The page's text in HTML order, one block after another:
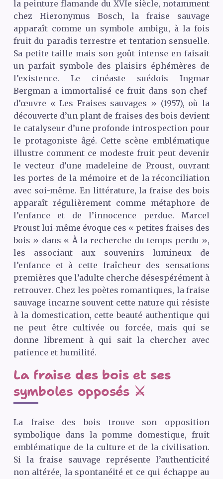
la peinture flamande duXVIe siècle, notamment
chez Hieronymus Bosch, la fraise sauvage
apparaît comme un symbole ambigu, à la fois
fruit du paradis terrestre et tentation sensuelle.
Sa petite taille mais son goût intense en faisait
un parfait symbole des plaisirs éphémères de
l’existence. Le cinéaste suédois Ingmar
Bergman a immortalisé ce fruit dans son chef-
d’œuvre « Les Fraises sauvages » (1957), où la
découverte d’un plant de fraises des bois devient
le catalyseur d’une profonde introspection pour
le protagoniste âgé. Cette scène emblématique
illustre comment ce modeste fruit peut devenir
le vecteur d’une madeleine de Proust, ouvrant
les portes de la mémoire et de la réconciliation
avec soi-même. En littérature, la fraise des bois
apparaît régulièrement comme métaphore de
l’enfance et de l’innocence perdue. Marcel
Proust lui-même évoque ces « petites fraises des
bois » dans « À la recherche du temps perdu »,
les associant aux souvenirs lumineux de
l’enfance et à cette fraîcheur des sensations
premières que l’adulte cherche désespérément à
retrouver. Chez les poètes romantiques, la fraise
sauvage incarne souvent cette nature qui résiste
à la domestication, cette beauté authentique qui
ne peut être cultivée ou forcée, mais qui se
donne librement à qui sait la chercher avec
patience et humilité.
La fraise des bois et ses
symboles opposés ⚔️
La fraise des bois trouve son opposition
symbolique dans la pomme domestique, fruit
emblématique de la culture et de la civilisation.
Si la fraise sauvage représente l’authenticité
non altérée, la spontanéité et ce qui échappe au